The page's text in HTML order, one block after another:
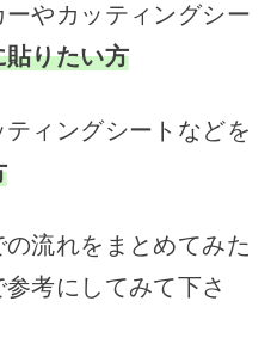
やカッティングシー
貼りたい方
ィングシートなどを
流れをまとめてみた
考にしてみて下さ